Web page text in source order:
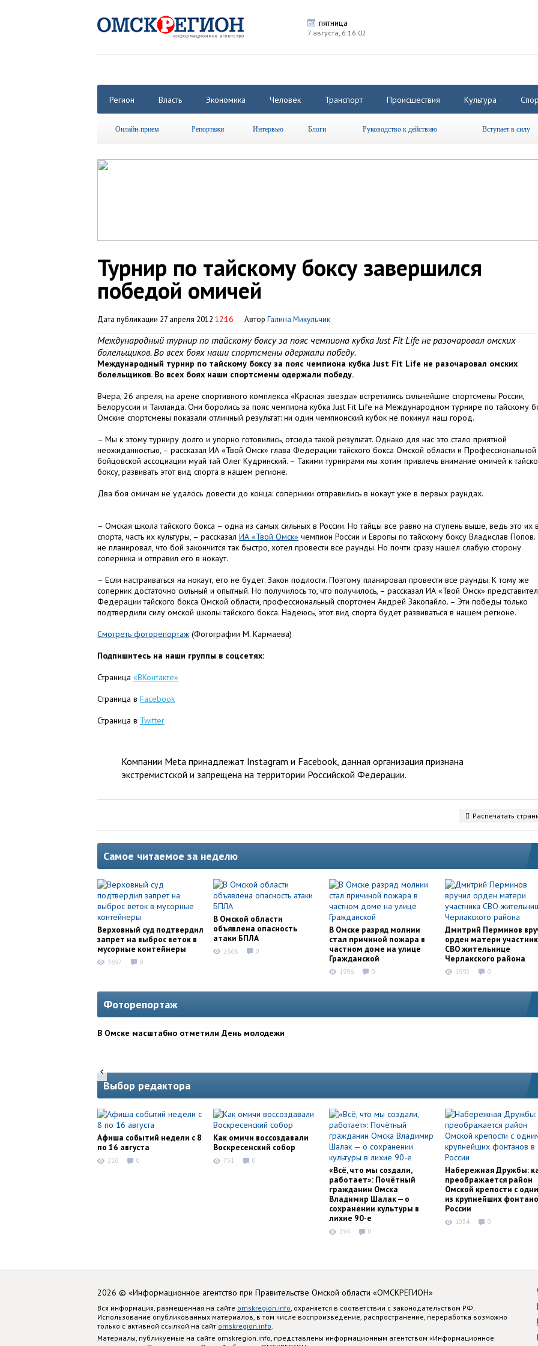
пятница
7 августа, 6:16:02
Регион Власть Экономика Человек Транспорт Происшествия Культура
Онлайн-прием Репортажи Интервью Блоги Руководство к действию Вступает в силу
Турнир по тайскому боксу завершился
победой омичей
Дата публикации 27 апреля 2012 12:16 Автор Галина Микульчик
Международный турнир по тайскому боксу за пояс чемпиона кубка Just Fit Life не разочаровал омских
болельщиков. Во всех боях наши спортсмены одержали победу.
Международный турнир по тайскому боксу за пояс чемпиона кубка Just Fit Life не разочаровал омских
болельщиков. Во всех боях наши спортсмены одержали победу.
Вчера, 26 апреля, на арене спортивного комплекса «Красная звезда» встретились сильнейшие спортсмены России,
Белоруссии и Таиланда. Они боролись за пояс чемпиона кубка Just Fit Life на Международном турнире по тайскому
Омские спортсмены показали отличный результат: ни один чемпионский кубок не покинул наш город.
– Мы к этому турниру долго и упорно готовились, отсюда такой результат. Однако для нас это стало приятной
неожиданностью, – рассказал ИА «Твой Омск» глава Федерации тайского бокса Омской области и Профессиональной
бойцовской ассоциации муай тай Олег Кудринский. – Такими турнирами мы хотим привлечь внимание омичей к
боксу, развивать этот вид спорта в нашем регионе.
Два боя омичам не удалось довести до конца: соперники отправились в нокаут уже в первых раундах.
– Омская школа тайского бокса – одна из самых сильных в России. Но тайцы все равно на ступень выше, ведь это их
спорта, часть их культуры, – рассказал ИА «Твой Омск» чемпион России и Европы по тайскому боксу Владислав Попов.
не планировал, что бой закончится так быстро, хотел провести все раунды. Но почти сразу нашел слабую сторону
соперника и отправил его в нокаут.
– Если настраиваться на нокаут, его не будет. Закон подлости. Поэтому планировал провести все раунды. К тому же
соперник достаточно сильный и опытный. Но получилось то, что получилось, – рассказал ИА «Твой Омск»
Федерации тайского бокса Омской области, профессиональный спортсмен Андрей Закопайло. – Эти победы только
подтвердили силу омской школы тайского бокса. Надеюсь, этот вид спорта будет развиваться в нашем регионе.
Смотреть фоторепортаж (Фотографии М. Кармаева)
Подпишитесь на наши группы в соцсетях:
Страница «ВКонтакте»
Страница в Facebook
Страница в Twitter
Компании Meta принадлежат Instagram и Facebook, данная организация признана
экстремистской и запрещена на территории Российской Федерации.
Распечатать
Самое читаемое за неделю
Верховный суд подтвердил
запрет на выброс веток в
мусорные контейнеры
3697 0
В Омской области
объявлена опасность
атаки БПЛА
2668 0
В Омске разряд молнии
стал причиной пожара в
частном доме на улице
Гражданской
1996 0
Дмитрий Перминов
орден матери
СВО жительнице
Черлакского района
1992 0
Фоторепортаж
В Омске масштабно отметили День молодежи
Выбор редактора
Афиша событий недели с 8
по 16 августа
216 0
Как омичи воссоздавали
Воскресенский собор
751 0
«Всё, что мы создали,
работает»: Почётный
гражданин Омска
Владимир Шалак — о
сохранении культуры в
лихие 90-е
594 0
Набережная Дружбы:
преображается район
Омской крепости с
из крупнейших
России
1034 0
2026 © «Информационное агентство при Правительстве Омской области «ОМСКРЕГИОН»
Вся информация, размещенная на сайте omskregion.info , охраняется в соответствии с законодательством РФ.
Использование опубликованных материалов, в том числе воспроизведение, распространение, переработка возможно
только с активной ссылкой на сайт omskregion.info
Материалы, публикуемые на сайте omskregion.info, представлены информационным агентством «Информационное